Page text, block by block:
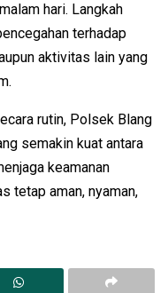
hari. Langkah
terhadap
aktivitas lain yang
rutin, Polsek Blang
semakin kuat antara
keamanan
tetap aman, nyaman,